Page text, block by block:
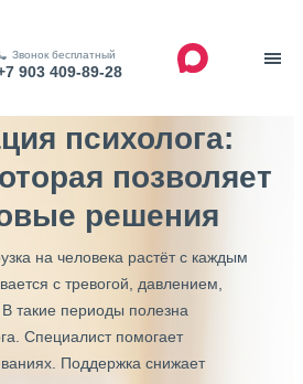
Звонок бесплатный
903 409-89-28
психолога:
позволяет
решения
на человека растёт с каждым
с тревогой, давлением,
такие периоды полезна
Специалист помогает
Поддержка снижает